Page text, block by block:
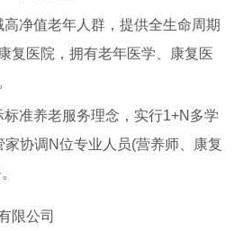
值老年人群，提供全生命周期
复医院，拥有老年医学、康复医
准养老服务理念，实行1+N多学
协调N位专业人员(营养师、康复
限公司